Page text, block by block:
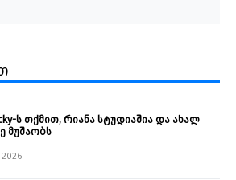
ს თქმით, რიანა სტუდიაშია და ახალ
მუშაობს